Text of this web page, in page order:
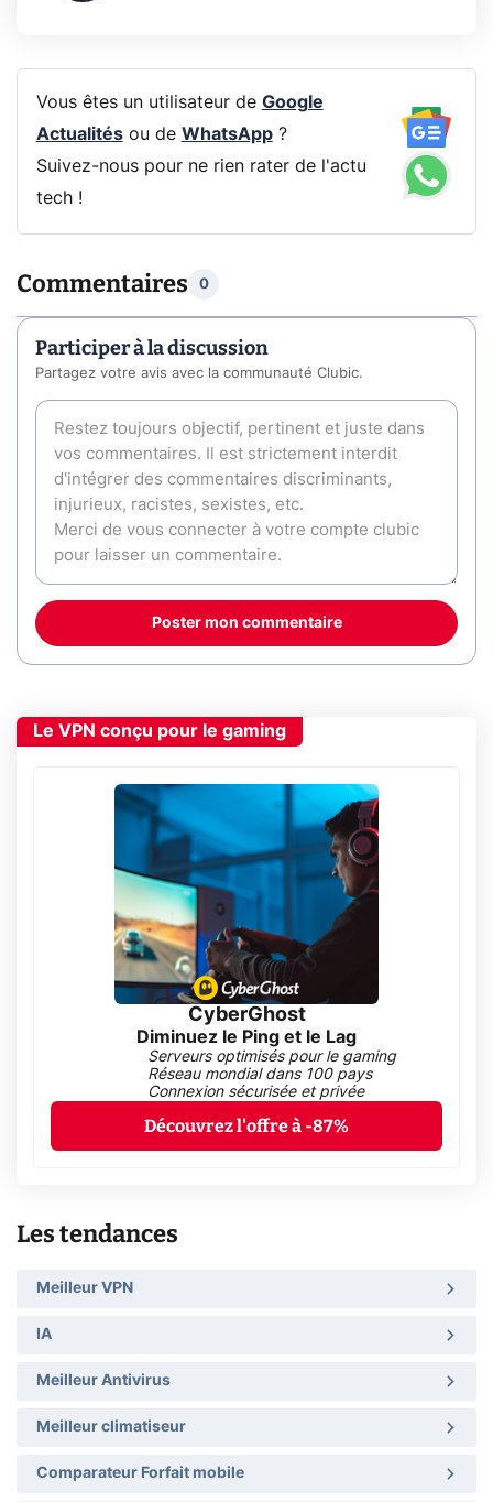
Vous êtes un utilisateur de Google
Actualitésou de WhatsApp?
Suivez-nous pour ne rien rater de l'actu
tech !
Commentaires 0
Participer à la discussion
Partagez votre avis avec la communauté Clubic.
Poster mon commentaire
Le VPN conçu pour le gaming
CyberGhost
Diminuez le Ping et le Lag
Serveurs optimisés pour le gaming
Réseau mondial dans 100 pays
Connexion sécurisée et privée
Découvrez l'offre à -87%
Les tendances
Meilleur VPN
IA
Meilleur Antivirus
Meilleur climatiseur
Comparateur Forfait mobile